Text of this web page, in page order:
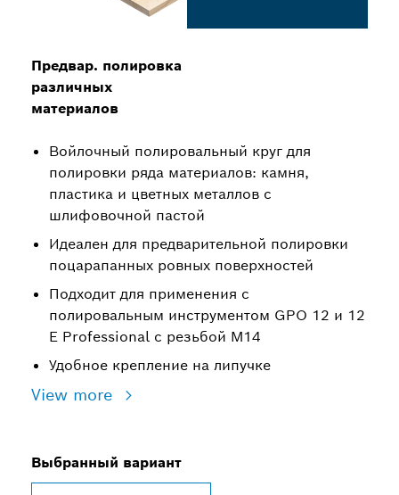
Предвар. полировка
различных
материалов
Войлочный полировальный круг для
полировки ряда материалов: камня,
пластика и цветных металлов с
шлифовочной пастой
Идеален для предварительной полировки
поцарапанных ровных поверхностей
Подходит для применения с
полировальным инструментом GPO 12 и 12
E Professional с резьбой M14
Удобное крепление на липучке
View more
Выбранный вариант